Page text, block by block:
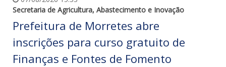
Secretaria de Agricultura, Abastecimento e Inovação
Prefeitura de Morretes abre
inscrições para curso gratuito de
Finanças e Fontes de Fomento